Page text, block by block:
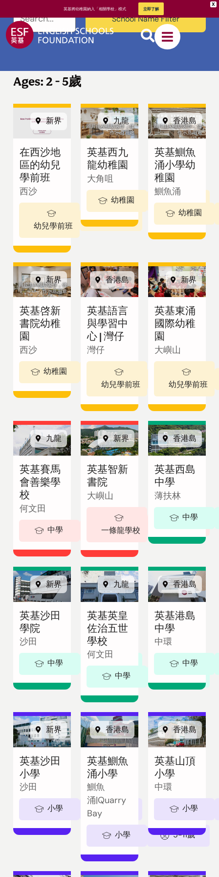
X
英基將幼稚園納入「相關學校」模式 立即了解
School Name Filter
Ages: 2 - 5歲
新界
在西沙地
區的幼兒
學前班
西沙
幼兒學前班
2 - 3歲
九龍
圖片由AI輔助製作，僅
作示意用途
英基西九
龍幼稚園
大角咀
幼稚園
香港島
圖片由AI輔助製作，僅
作示意用途
英基鰂魚
涌小學幼
稚園
鰂魚涌
幼稚園
新界
圖片由AI輔助製作，僅
作示意用途
英基啓新
書院幼稚
園
西沙
幼稚園 3-5 歲
香港島
英基語言
與學習中
心 | 灣仔
灣仔
幼兒學前班
2 - 3歲
新界
英基東涌
國際幼稚
園
大嶼山
幼兒學前班
九龍
英基賽馬
會善樂學
校
何文田
中學 5-19歲
新界
英基智新
書院
大嶼山
一條龍學校
5-18 歲
香港島
英基西島
中學
薄扶林
中學
新界
英基沙田
學院
沙田
中學
九龍
英基英皇
佐治五世
學校
何文田
中學 11-18歲
香港島
英基港島
中學
中環
中學
新界
英基沙田
小學
沙田
小學
香港島
英基鰂魚
涌小學
鰂魚
涌|Quarry
Bay
小學 5-11歲
香港島
英基山頂
小學
中環
小學
關於英基
我們的教學
方式
英基學校
招生
查詢表格
繁體中文
最新公告
立
即
諮
詢
View in:
English
繁體中文